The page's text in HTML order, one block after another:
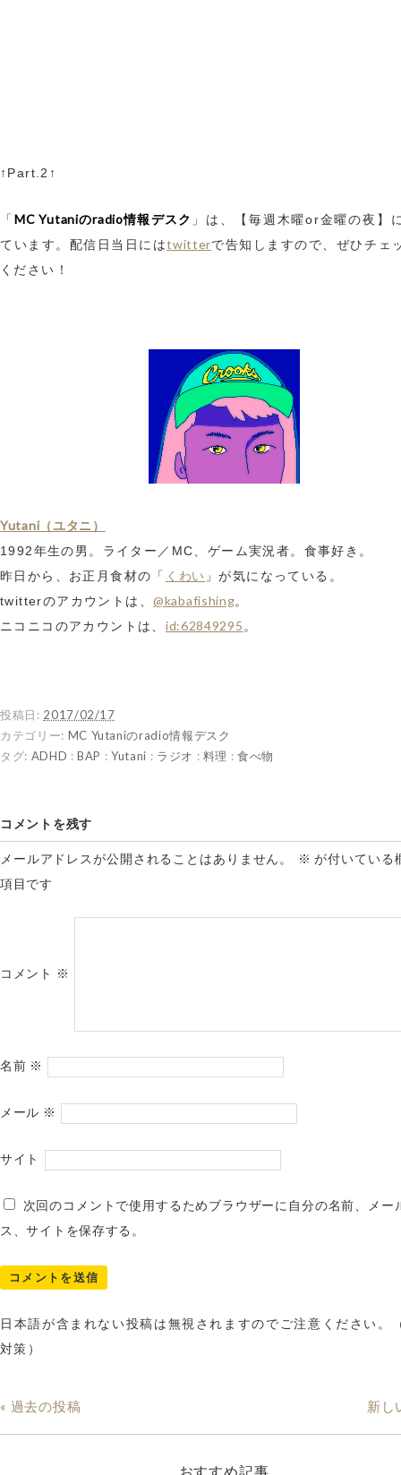
↑Part.2↑
「MC Yutaniのradio情報デスク 」は、【毎週木曜or金曜の夜】
ています。配信日当日にはtwitterで告知しますので、ぜひチェ
ください！
Yutani（ユタニ）
1992年生の男。ライター／MC、ゲーム実況者。食事好き。
昨日から、お正月食材の「 くわい 」が気になっている。
twitterのアカウントは、 @kabafishing。
ニコニコのアカウントは、 id:62849295 。
投稿日: 2017/02/17
カテゴリー: MC Yutaniのradio情報デスク
タグ: ADHD :BAP :Yutani : ラジオ : 料理 :食べ物
コメントを残す
メールアドレスが公開されることはありません。 ※ が付いている
項目です
コメント ※
名前 ※
メール ※
サイト
次回のコメントで使用するためブラウザーに自分の名前、メー
ス、サイトを保存する。
日本語が含まれない投稿は無視されますのでご注意ください。
対策）
« 過去の投稿 新し
おすすめ記事